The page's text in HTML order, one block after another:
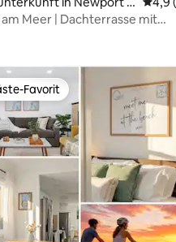
Meer | Dachterrasse mit
Gäste-Favorit.
Favorit